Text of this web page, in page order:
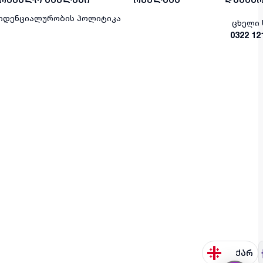
ქარ
პოლიტიკა
ცხელი
0322